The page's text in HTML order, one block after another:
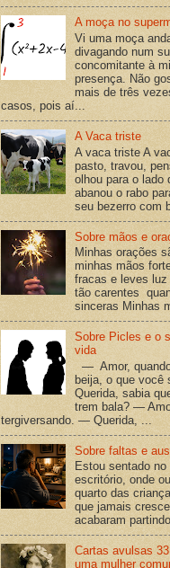
A moça no
Vi uma moça
divagando num
concomitante à
presença. Não
mais de três
casos, pois aí...
A Vaca triste
A vaca triste A
pasto, travou,
olhou para o lado
abanou o rabo
seu bezerro com
Sobre mãos e
Minhas orações
minhas mãos
fracas e leves luz
tão carentes
sinceras Minhas
Sobre Picles e o
vida
— Amor,
beija, o que
Querida, sabia
trem bala? —
tergiversando. — Querida, ...
Sobre faltas e
Estou sentado
escritório, onde
quarto das
que jamais
acabaram
Cartas avulsas
uma mulher